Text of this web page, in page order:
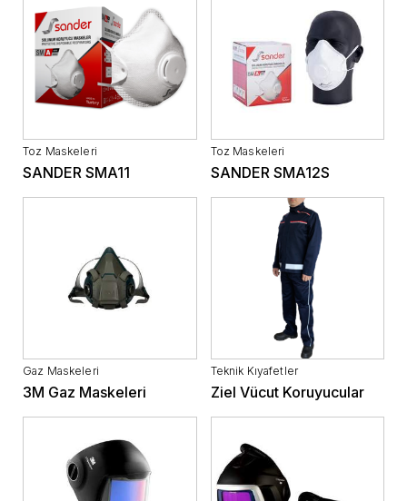
Toz Maskeleri
SANDER SMA11
Toz Maskeleri
SANDER SMA12S
Gaz Maskeleri
3M Gaz Maskeleri
Teknik Kıyafetler
Ziel Vücut Koruyucular